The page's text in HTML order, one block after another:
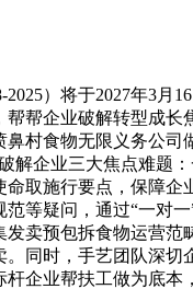
）将于2027年3月
帮企业破解转型成
村食物无限义务公
解企业三大焦点难题
取施行要点，保障
等疑问，通过“一对
卖预包拆食物运营
同时，手艺团队深
企业帮扶工做为底